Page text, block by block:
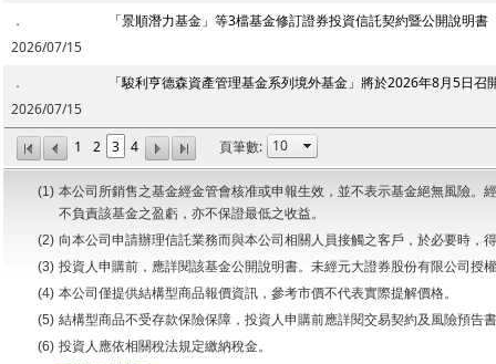
1 2 3 4 頁筆數:
．
2026/07/15
「景順潛力基金」等3檔基金修訂證券投資信託契約暨公開說明書
．
2026/07/15
「駿利亨德森資產管理基金系列境外基金」將於2026年8月5日召
(1) 本公司所銷售之基金經金管會核准或申報生效，並不表示基金絕無風險
不負責該基金之盈虧，亦不保證最低之收益。
(2) 向本公司申請辦理信託業務而與本公司相關人員接觸之客戶，於必要時，
(3) 投資人申購前，應詳閱該基金公開說明書。未經元大證券股份有限公司授
(4) 本公司僅提供結構型商品報價資訊，參考市價不代表實際提解價格。
(5) 結構型商品不受存款保險保障，投資人申購前應詳閱交易契約及風險預告
(6) 投資人應依相關稅法規定繳納稅金。